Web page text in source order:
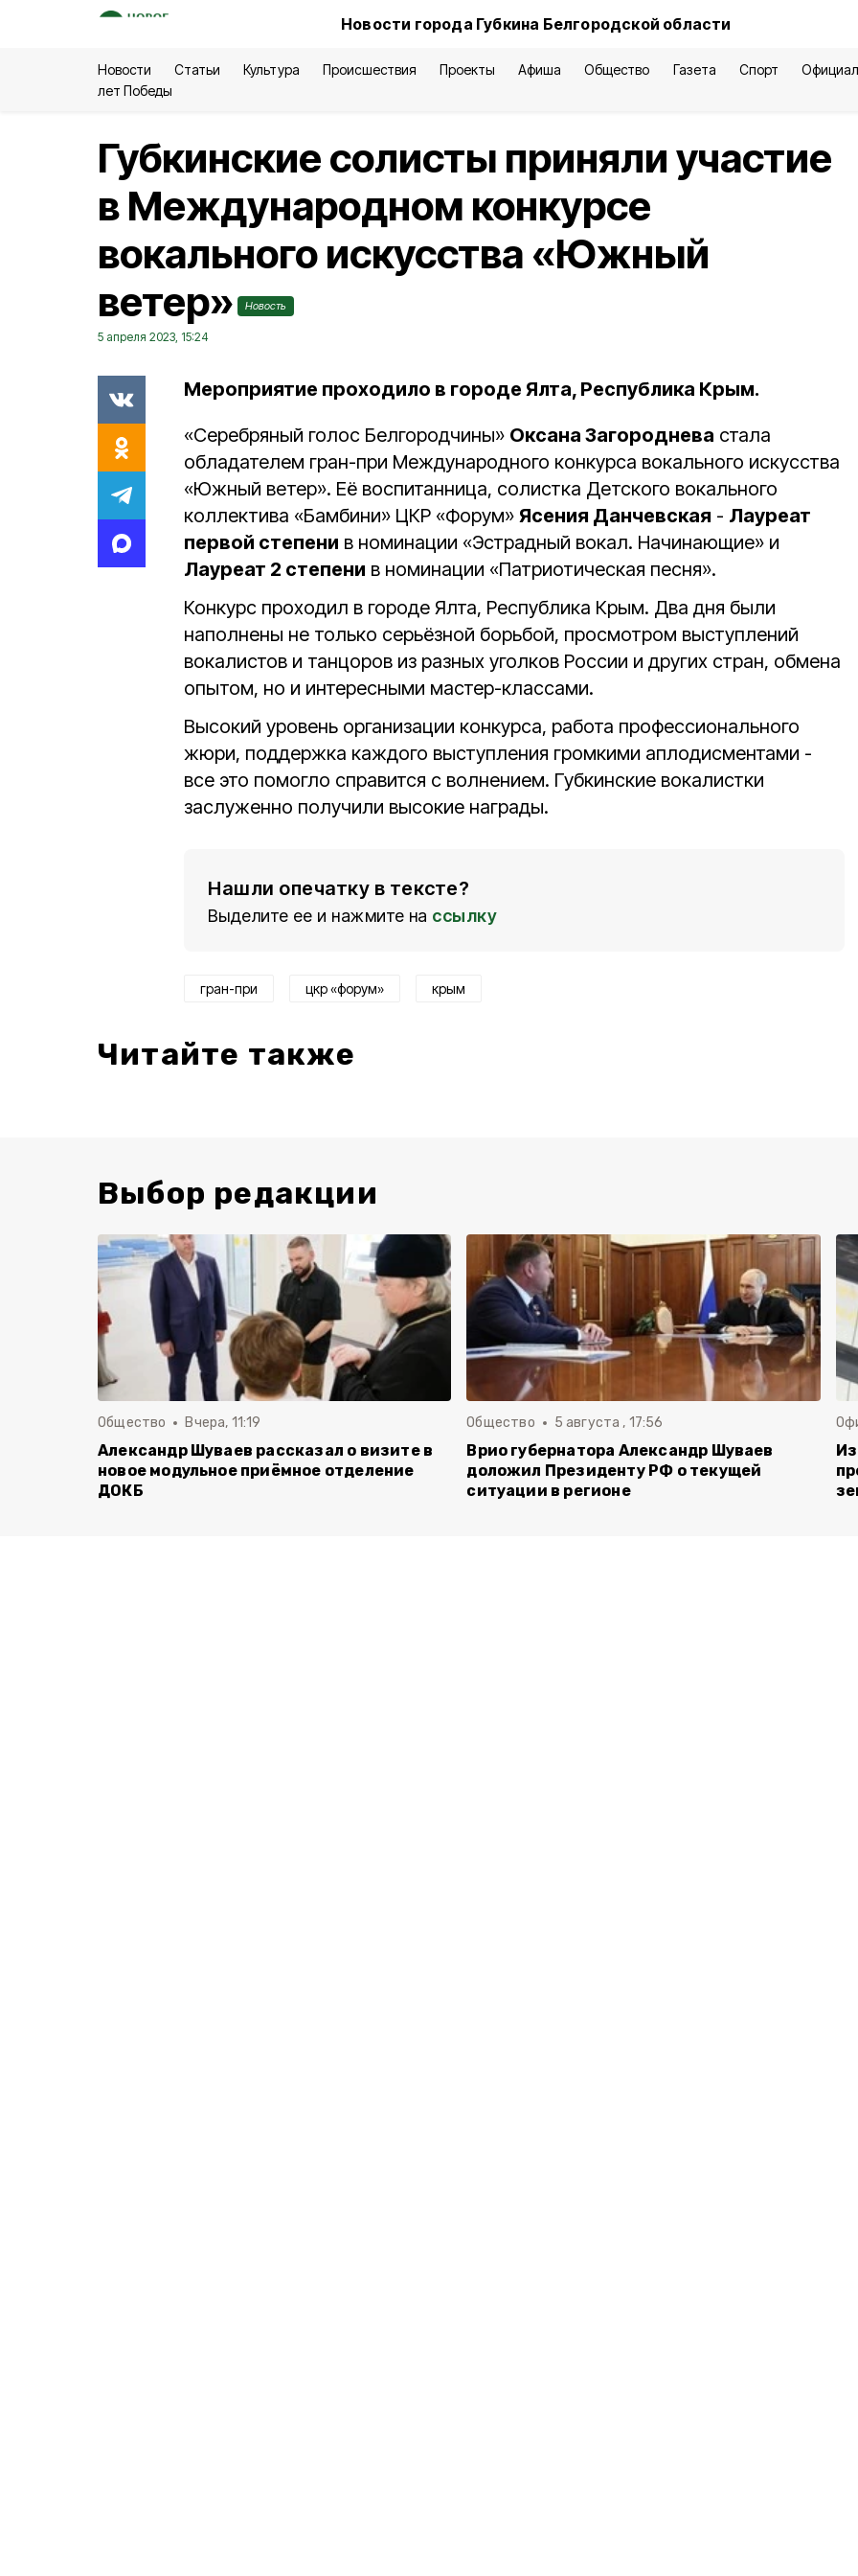
Новости города Губкина Белгородской области
Новости Статьи Культура Происшествия Проекты Афиша Общество Газета Спорт
лет Победы
Губкинские солисты приняли участие
в Международном конкурсе
вокального искусства «Южный
ветер»
Новость
5 апреля 2023, 15:24
Мероприятие проходило в городе Ялта, Республика Крым.
«Серебряный голос Белгородчины» Оксана Загороднева стала
обладателем гран-при Международного конкурса вокального искусства
«Южный ветер». Её воспитанница, солистка Детского вокального
коллектива «Бамбини» ЦКР «Форум» Ясения Данчевская - Лауреат
первой степени в номинации «Эстрадный вокал. Начинающие» и
Лауреат 2 степени в номинации «Патриотическая песня».
Конкурс проходил в городе Ялта, Республика Крым. Два дня были
наполнены не только серьёзной борьбой, просмотром выступлений
вокалистов и танцоров из разных уголков России и других стран, обмена
опытом, но и интересными мастер-классами.
Высокий уровень организации конкурса, работа профессионального
жюри, поддержка каждого выступления громкими аплодисментами -
все это помогло справится с волнением. Губкинские вокалистки
заслуженно получили высокие награды.
Нашли опечатку в тексте?
Выделите ее и нажмите на ссылку
гран-при цкр «форум» крым
Читайте также
Выбор редакции
Общество Вчера, 11:19
Александр Шуваев рассказал о визите в
новое модульное приёмное отделение
ДОКБ
Общество 5 августа , 17:56
Врио губернатора Александр Шуваев
доложил Президенту РФ о текущей
ситуации в регионе